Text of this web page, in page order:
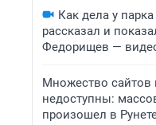
Как дела у
рассказал и
Федорищев —
Множество сайтов
недоступны:
произошел в